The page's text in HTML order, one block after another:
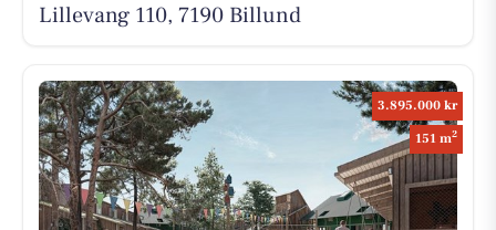
Lillevang 110, 7190 Billund
3.895.000 kr
151 m2